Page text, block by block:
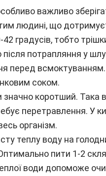
важливо
людині, що
градусів, тобто
потрапляння у
перед
соком.
значно коротший. Така
перетравлення. У
організм.
теплу воду на
пити 1-2
води допоможе